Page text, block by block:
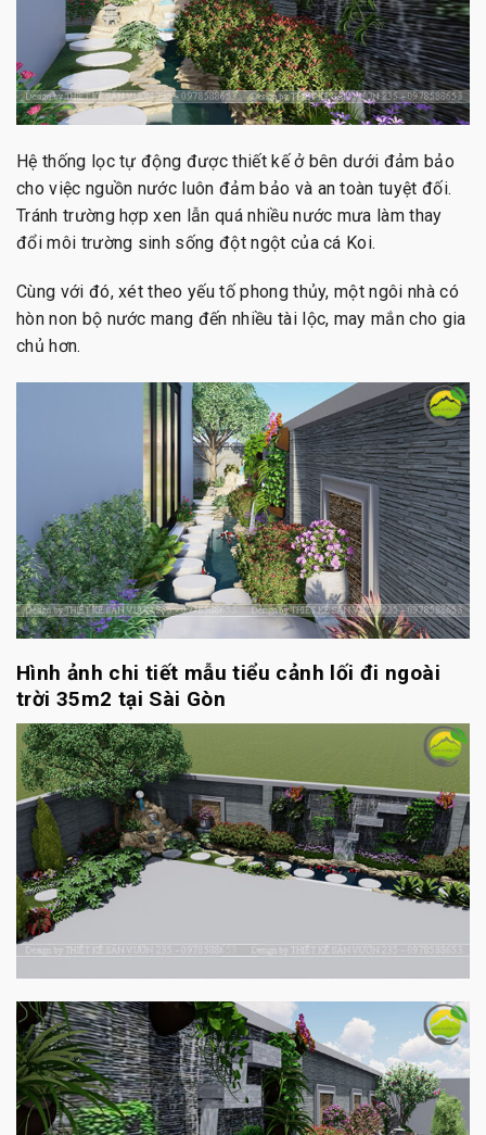
Hệ thống lọc tự động được thiết kế ở bên dưới đảm bảo
cho việc nguồn nước luôn đảm bảo và an toàn tuyệt đối.
Tránh trường hợp xen lẫn quá nhiều nước mưa làm thay
đổi môi trường sinh sống đột ngột của cá Koi.
Cùng với đó, xét theo yếu tố phong thủy, một ngôi nhà có
hòn non bộ nước mang đến nhiều tài lộc, may mắn cho gia
chủ hơn.
Hình ảnh chi tiết mẫu tiểu cảnh lối đi ngoài
trời 35m2 tại Sài Gòn